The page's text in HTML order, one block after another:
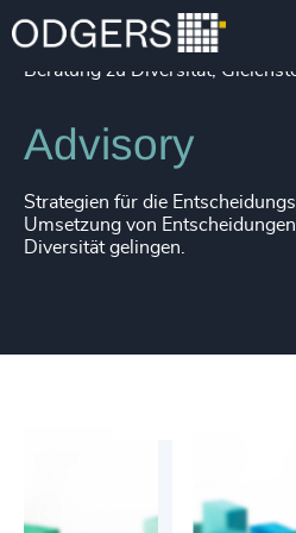
Dienstleistungen
Beratung zu Diversität,
Advisory
Strategien für die
Umsetzung von
Diversität gelingen.